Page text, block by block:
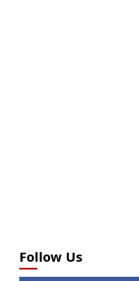
Follow Us